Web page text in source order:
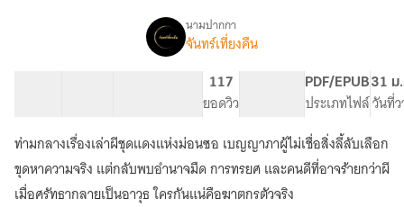
เรื่อง
แดง
ใน
ม่อน
นามปากกา
จันทร์เที่ยงคืน
117
ยอดวิว
PDF/EPUB
ประเภทไฟล์
31 ม
วันที่
ท่ามกลางเรื่องเล่าผีชุดแดงแห่งม่อนซอ เบญญาภาผู้ไม่เชื่อสิ่งลี้ลับเลือก
ขุดหาความจริง แต่กลับพบอำนาจมืด การทรยศ และคนดีที่อาจร้ายกว่าผี
เมื่อศรัทธากลายเป็นอาวุธ ใครกันแน่คือฆาตกรตัวจริง